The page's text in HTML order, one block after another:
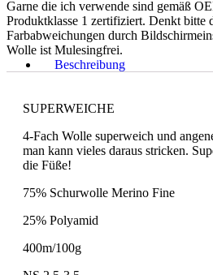
Garne die ich verwende sind gemäß
Produktklasse 1 zertifiziert. Denkt bitte
Farbabweichungen durch
Wolle ist Mulesingfrei.
Beschreibung
SUPERWEICHE
4-Fach Wolle superweich und
man kann vieles daraus stricken.
die Füße!
75% Schurwolle Merino Fine
25% Polyamid
400m/100g